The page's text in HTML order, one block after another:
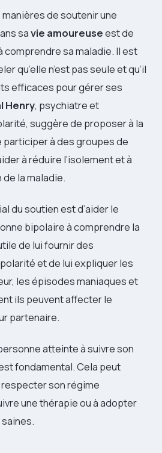
manières de soutenir une
savie amoureuseest de
comprendre sa maladie. Il est
qu’elle n’est pas seule et qu’il
efficaces pour gérer ses
Henry, psychiatre et
suggère de proposer à la
à des groupes de
à réduire l’isolement et à
la maladie.
du soutien est d’aider le
bipolaire à comprendre la
de lui fournir des
et de lui expliquer les
les épisodes maniaques et
ils peuvent affecter le
partenaire.
atteinte à suivre son
fondamental. Cela peut
respecter son régime
une thérapie ou à adopter